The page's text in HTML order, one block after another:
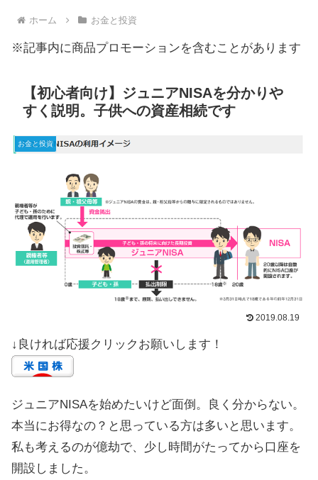
ホーム お金と投資
※記事内に商品プロモーションを含むことがあります
【初心者向け】ジュニアNISAを分かりや
すく説明。子供への資産相続です
お金と投資
2019.08.19
↓良ければ応援クリックお願いします！
ジュニアNISAを始めたいけど面倒。良く分からない。
本当にお得なの？と思っている方は多いと思います。
私も考えるのが億劫で、少し時間がたってから口座を
開設しました。